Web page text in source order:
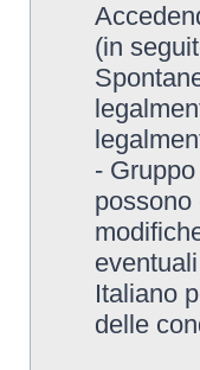
(in
-
possono
Italiano
delle